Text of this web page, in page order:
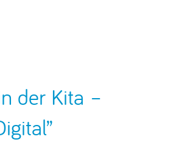
der Kita –